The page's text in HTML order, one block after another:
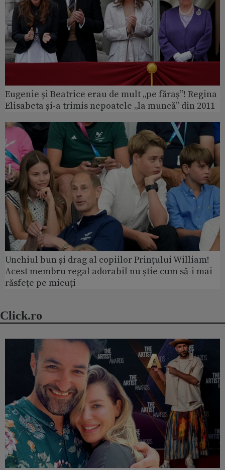
Eugenie și Beatrice erau de mult „pe făraș”! Regina
Elisabeta și-a trimis nepoatele „la muncă” din 2011
Unchiul bun și drag al copiilor Prințului William!
Acest membru regal adorabil nu știe cum să-i mai
răsfețe pe micuți
Click.ro